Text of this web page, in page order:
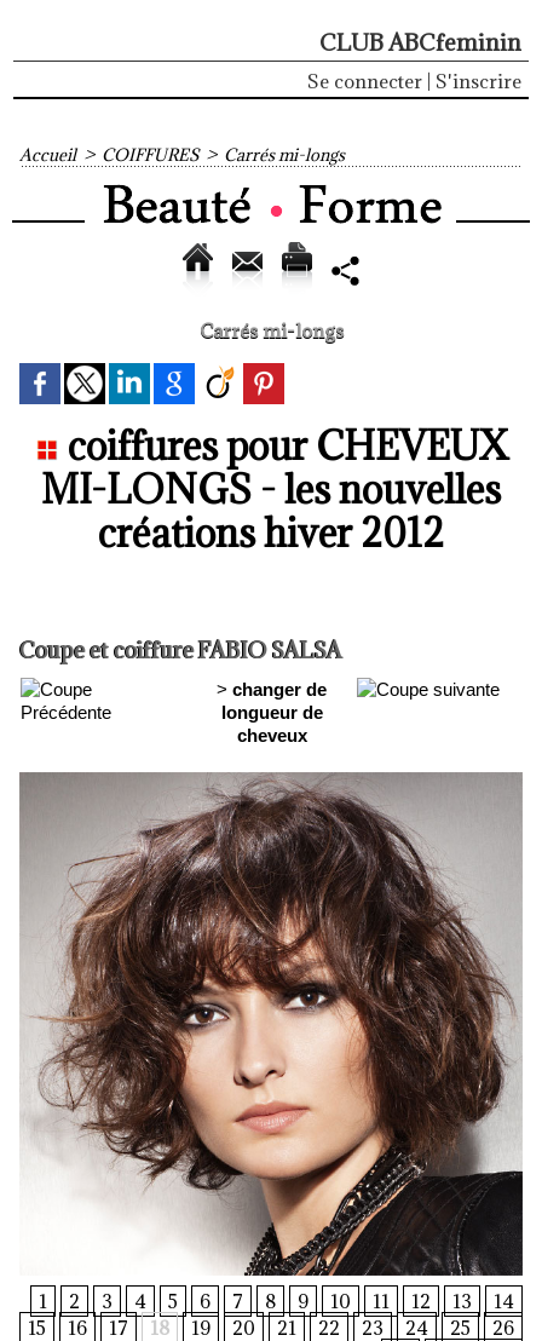
CLUB ABCfeminin
Se connecter S'inscrire
Accueil > COIFFURES > Carrés mi-longs
Carrés mi-longs
coiffures pour CHEVEUX
MI-LONGS - les nouvelles
créations hiver 2012
Coupe et coiffure FABIO SALSA
> changer de
longueur de
cheveux
1 2 3 4 5 6 7 8 9 10 11 12 13
14
15
16 17 18 19 20 21 22 23 24 25
26